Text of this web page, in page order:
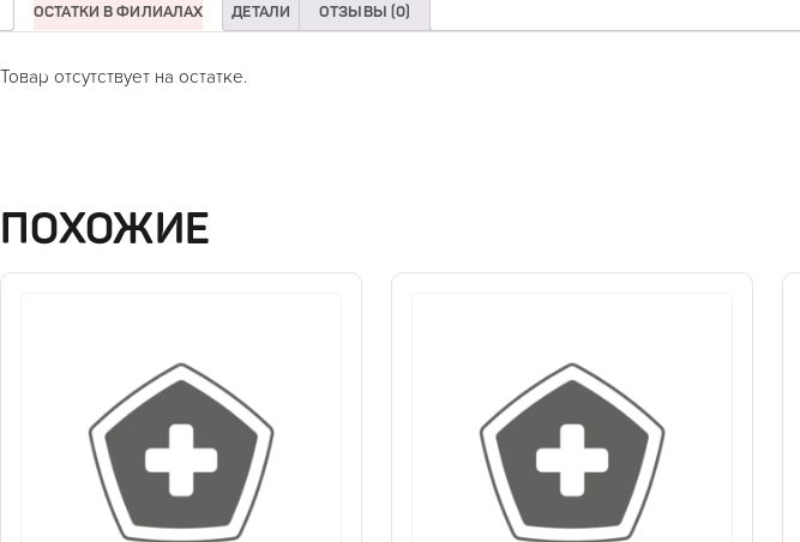
ОСТАТКИ В ФИЛИАЛАХ ДЕТАЛИ ОТЗЫВЫ (0)
Товар отсутствует на остатке.
ПОХОЖИЕ